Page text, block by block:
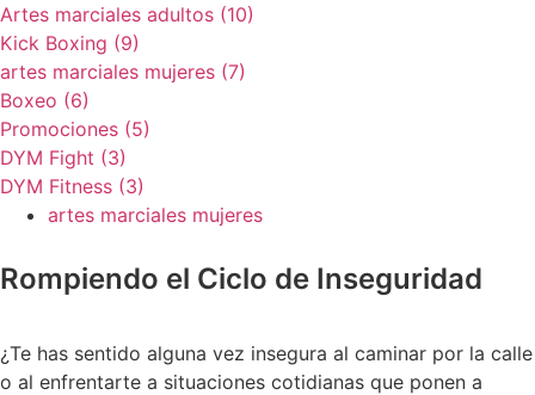
Artes marciales adultos (10)
Kick Boxing (9)
artes marciales mujeres (7)
Boxeo (6)
Promociones (5)
DYM Fight (3)
DYM Fitness (3)
artes marciales mujeres
Rompiendo el Ciclo de Inseguridad
¿Te has sentido alguna vez insegura al caminar por la calle
o al enfrentarte a situaciones cotidianas que ponen a